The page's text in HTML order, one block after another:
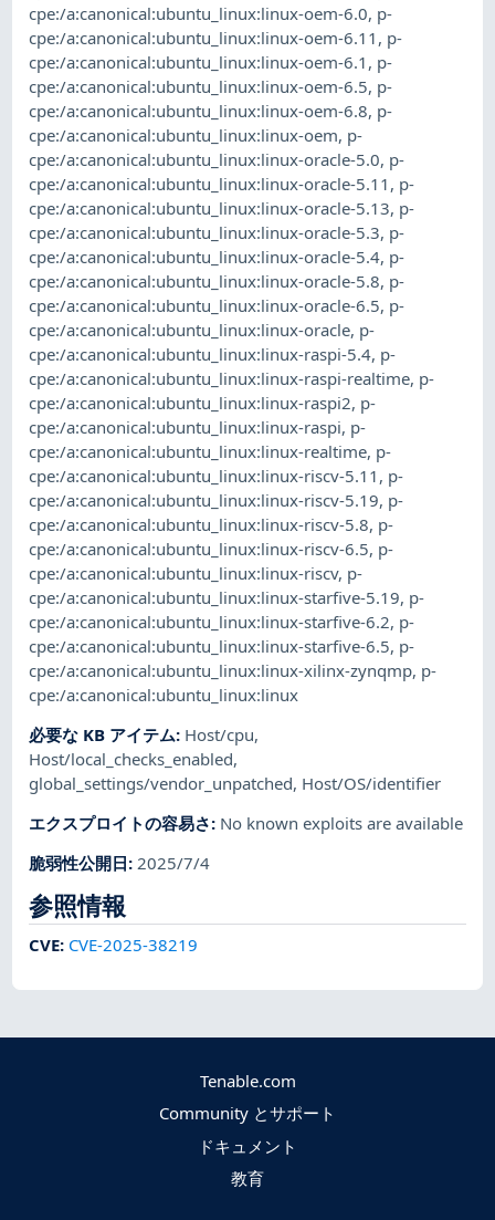
cpe:/a:canonical:ubuntu_linux:linux-oem-6.0, p-
cpe:/a:canonical:ubuntu_linux:linux-oem-6.11 , p-
cpe:/a:canonical:ubuntu_linux:linux-oem-6.1 , p-
cpe:/a:canonical:ubuntu_linux:linux-oem-6.5, p-
cpe:/a:canonical:ubuntu_linux:linux-oem-6.8, p-
cpe:/a:canonical:ubuntu_linux:linux-oem, p-
cpe:/a:canonical:ubuntu_linux:linux-oracle-5.0, p-
cpe:/a:canonical:ubuntu_linux:linux-oracle-5.11 , p-
cpe:/a:canonical:ubuntu_linux:linux-oracle-5.13, p-
cpe:/a:canonical:ubuntu_linux:linux-oracle-5.3, p-
cpe:/a:canonical:ubuntu_linux:linux-oracle-5.4, p-
cpe:/a:canonical:ubuntu_linux:linux-oracle-5.8, p-
cpe:/a:canonical:ubuntu_linux:linux-oracle-6.5, p-
cpe:/a:canonical:ubuntu_linux:linux-oracle, p-
cpe:/a:canonical:ubuntu_linux:linux-raspi-5.4, p-
cpe:/a:canonical:ubuntu_linux:linux-raspi-realtime, p-
cpe:/a:canonical:ubuntu_linux:linux-raspi2, p-
cpe:/a:canonical:ubuntu_linux:linux-raspi, p-
cpe:/a:canonical:ubuntu_linux:linux-realtime, p-
cpe:/a:canonical:ubuntu_linux:linux-riscv-5.11 , p-
cpe:/a:canonical:ubuntu_linux:linux-riscv-5.19, p-
cpe:/a:canonical:ubuntu_linux:linux-riscv-5.8, p-
cpe:/a:canonical:ubuntu_linux:linux-riscv-6.5, p-
cpe:/a:canonical:ubuntu_linux:linux-riscv, p-
cpe:/a:canonical:ubuntu_linux:linux-starfive-5.19, p-
cpe:/a:canonical:ubuntu_linux:linux-starfive-6.2, p-
cpe:/a:canonical:ubuntu_linux:linux-starfive-6.5, p-
cpe:/a:canonical:ubuntu_linux:linux-xilinx-zynqmp, p-
cpe:/a:canonical:ubuntu_linux:linux
必要な KB アイテム: Host/cpu,
Host/local_checks_enabled,
global_settings/vendor_unpatched, Host/OS/identifier
エクスプロイトの容易さ: No known exploits are available
脆弱性公開日:2025/7/4
参照情報
CVE: CVE-2025-38219
Tenable.com
Community とサポート
ドキュメント
教育